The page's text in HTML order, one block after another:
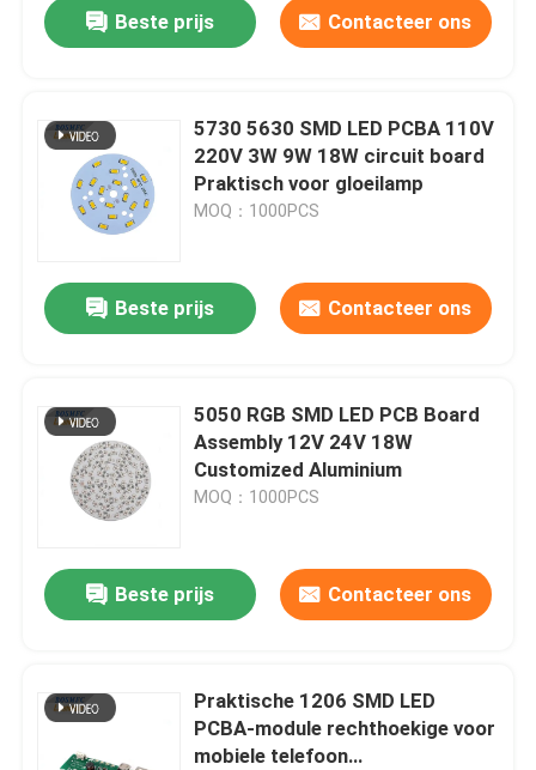
Beste prijs Contacteer ons
5730 5630 SMD LED PCBA 110V
220V 3W 9W 18W circuit board
Praktisch voor gloeilamp
MOQ：1000PCS
Beste prijs Contacteer ons
5050 RGB SMD LED PCB Board
Assembly 12V 24V 18W
Customized Aluminium
MOQ：1000PCS
Beste prijs Contacteer ons
Praktische 1206 SMD LED
PCBA-module rechthoekige voor
mobiele telefoon